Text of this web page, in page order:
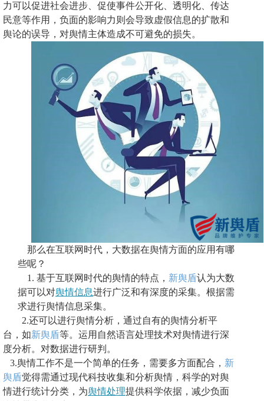
力可以促进社会进步、促使事件公开化、透明化、传达
民意等作用，负面的影响力 则会导致虚假信息的扩散和
舆论的误导，对舆情主体造成不可避免的损失。
那么在互联网时代，大数据在舆情方面的应用有哪
些呢 ？
1. 基于互联网时代的舆情的特点， 新舆盾认为大数
据可以对舆情信息进行广泛和有深度的采集。根据需
求进行舆情信息采集。
2.还可以进行舆情分析，通过自有的舆情分析平
台， 如新舆盾等。 运用自然语言处理技术对舆情进行深
度分析。对数据进行研判 。
3.舆情工作不是一个简单的任务，需要多方面配合， 新
舆盾觉得需通过现代科技收集和分析舆情，科学的对舆
情进行统计分类，为舆情处理提供科学依据，减少负面